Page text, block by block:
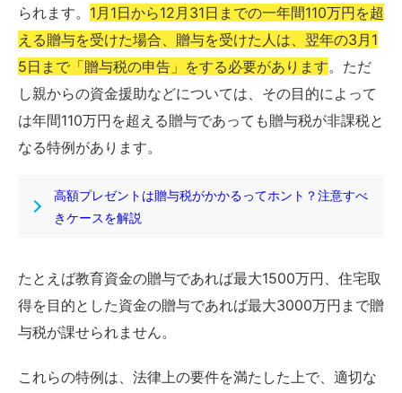
られます。 1月1日から12月31日までの一年間110万円を超
える贈与を受けた場合、贈与を受けた人は、翌年の3月1
5日まで「贈与税の申告」をする必要があります。ただ
し親からの資金援助などについては、その目的によって
は年間110万円を超える贈与であっても贈与税が非課税と
なる特例があります。
高額プレゼントは贈与税がかかるってホント？注意すべ
きケースを解説
たとえば教育資金の贈与であれば最大1500万円、住宅取
得を目的とした資金の贈与であれば最大3000万円まで贈
与税が課せられません。
これらの特例は、法律上の要件を満たした上で、適切な